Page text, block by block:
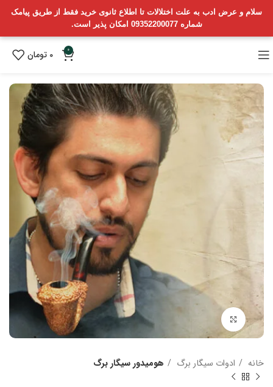
سلام و عرض ادب به علت اختلالات تا اطلاع ثانوی خرید فقط از طریق پیامک
شماره 09352200077 امکان پذیر است.
0
0 تومان
خانه ادوات سیگار برگ هومیدور سیگار برگ